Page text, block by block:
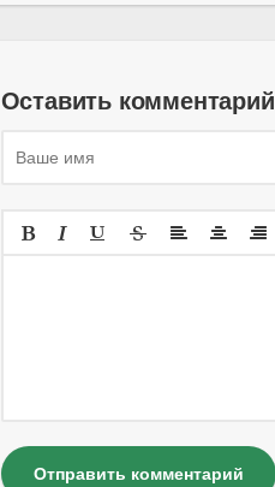
Оставить комментарий
Отправить комментарий